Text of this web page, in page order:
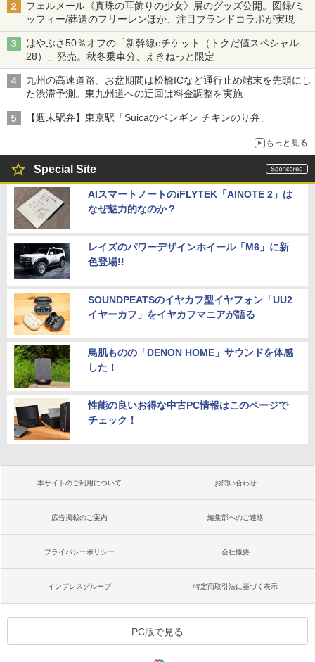
フェルメール《真珠の耳飾りの少女》展のグッズ公開。図録/ミ
ッフィー/葬送のフリーレンほか、注目ブランドコラボが実現
はやぶさ50％オフの「新幹線eチケット（トクだ値スペシャル
28）」発売。秋冬乗車分、えきねっと限定
九州の高速道路、お盆期間は松橋ICなど通行止め端末を先頭にし
た渋滞予測。東九州道への迂回は料金調整を実施
【週末駅弁】東京駅「Suicaのペンギン チキンのり弁」
もっと見る
Special Site
AIスマートノートのiFLYTEK「AINOTE 2」は
なぜ魅力的なのか？
レイズのパワーデザインホイール「M6」に新
色登場!!
SOUNDPEATSのイヤカフ型イヤフォン「UU2
イヤーカフ」をイヤカフマニアが語る
鳥肌ものの「DENON HOME」サウンドを体感
した！
性能の良いお得な中古PC情報はこのページで
チェック！
本サイトのご利用について お問い合わせ
広告掲載のご案内 編集部へのご連絡
プライバシーポリシー 会社概要
インプレスグループ 特定商取引法に基づく表示
PC版で見る